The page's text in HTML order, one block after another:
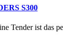
S300
Tender ist das